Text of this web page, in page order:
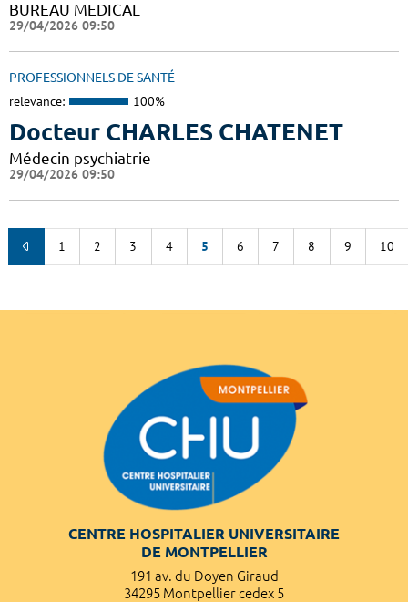
BUREAU MEDICAL
29/04/2026 09:50
PROFESSIONNELS DE SANTÉ
relevance: 100%
Docteur CHARLES CHATENET
Médecin psychiatrie
29/04/2026 09:50
1 2 3 4 5 6 7 8 9 10
CENTRE HOSPITALIER UNIVERSITAIRE
DE MONTPELLIER
191 av. du Doyen Giraud
34295 Montpellier cedex 5